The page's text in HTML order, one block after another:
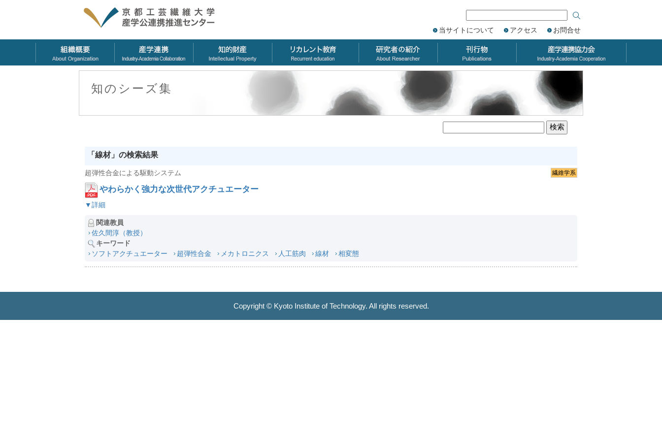
当サイトについて アクセス お問合せ
知のシーズ集
「線材」の検索結果
超弾性合金による駆動システム 繊維学系
やわらかく強力な次世代アクチュエーター
▼詳細
関連教員
佐久間淳（教授）
キーワード
ソフトアクチュエーター
超弾性合金 メカトロニクス 人工筋肉 線材 相変態
Copyright © Kyoto Institute of Technology. All rights reserved.